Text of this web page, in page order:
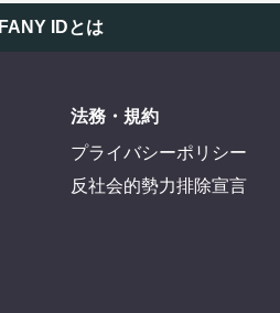
FANY IDとは
法務・規約
プライバシーポリシー
反社会的勢力排除宣言